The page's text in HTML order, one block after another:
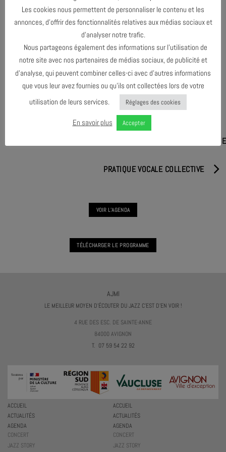
PARTAGER & COMMENTER
À LA POURSUITE DU CRIN ! ZAKOUSKA, LA SAUCE BALKANIQUE
PRATIQUE VOCALE COLLECTIVE
VOIR L'AGENDA
TÉLÉCHARGER LE PROGRAMME
AJMI
LE MEILLEUR MOYEN D'ÉCOUTER DU JAZZ C'EST D'EN VOIR !
4 RUE DES ESC. DE SAINTE-ANNE
84000 AVIGNON
T. 07 59 54 22 92
ACCUEIL
ACTUALITÉS
AGENDA
CONCERT
JAZZ STORY
ACCUEIL
ACTUALITÉS
AGENDA
CONCERT
JAZZ STORY
Les cookies nous permettent de personnaliser le contenu et les
annonces, d’offrir des fonctionnalités relatives aux médias sociaux et
d’analyser notre trafic.
Nous partageons également des informations sur l’utilisation de
notre site avec nos partenaires de médias sociaux, de publicité et
d’analyse, qui peuvent combiner celles-ci avec d’autres informations
que vous leur avez fournies ou qu’ils ont collectées lors de votre
utilisation de leurs services.
Réglages des cookies
En savoir plus Accepter